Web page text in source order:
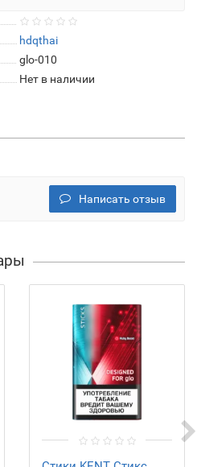
hdqthai
glo-010
Нет в наличии
Написать отзыв